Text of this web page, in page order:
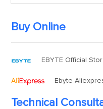
Buy Online
EBYTE Official
Ebyte
Technical